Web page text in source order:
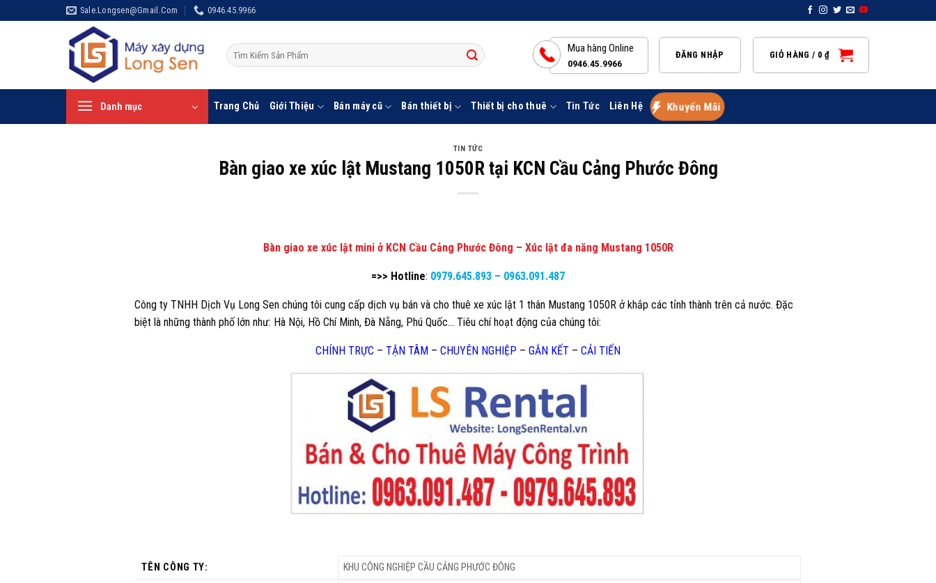
qua
Sale.longsen@gmail.com 0946.45.9966
Tìm
kiếm:
Mua hàng Online
0946.45.9966
ĐĂNG NHẬP GIỎ HÀNG / 0 ₫
Danh mục Trang Chủ Giới Thiệu Bán máy cũ Bán thiết bị Thiết bị cho thuê Tin Tức Liên Hệ Khuyến Mãi
TIN TỨC
Bàn giao xe xúc lật Mustang 1050R tại KCN Cầu Cảng Phước Đông
Bàn giao xe xúc lật mini ở KCN Cầu Cảng Phước Đông – Xúc lật đa năng Mustang 1050R
=>> Hotline: 0979.645.893 – 0963.091.487
Công ty TNHH Dịch Vụ Long Sen chúng tôi cung cấp dịch vụ bán và cho thuê xe xúc lật 1 thân Mustang 1050R ở khắp các tỉnh thành trên cả nước. Đặc
biệt là những thành phố lớn như: Hà Nội, Hồ Chí Minh, Đà Nẵng, Phú Quốc… Tiêu chí hoạt động của chúng tôi:
CHÍNH TRỰC – TẬN TÂM – CHUYÊN NGHIỆP – GẮN KẾT – CẢI TIẾN
TÊN CÔNG TY:
KHU CÔNG NGHIỆP CẦU CẢNG PHƯỚC ĐÔNG